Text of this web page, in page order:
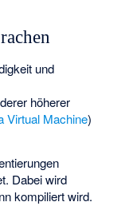
und
höherer
Virtual Machine)
Dabei wird
kompiliert wird.